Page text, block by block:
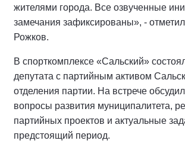
жителями города. Все озвученные
замечания зафиксированы», -
Рожков.
В спорткомплексе «Сальский»
депутата с партийным активом
отделения партии. На встрече
вопросы развития муниципалитета,
партийных проектов и актуальные
предстоящий период.